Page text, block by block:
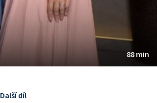
88 min
Další díl